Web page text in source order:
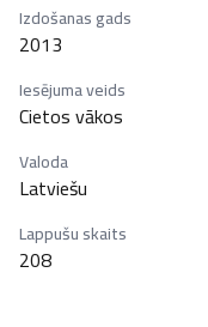
Izdošanas gads
2013
Iesējuma veids
Cietos vākos
Valoda
Latviešu
Lappušu skaits
208